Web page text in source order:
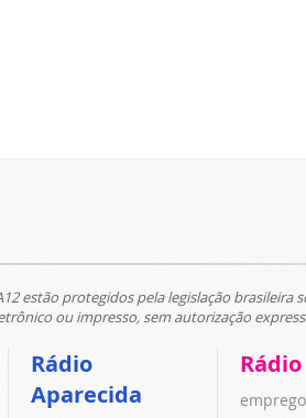
estão protegidos pela legislação brasileira
ou impresso, sem autorização
Rádio
Aparecida
Rádio